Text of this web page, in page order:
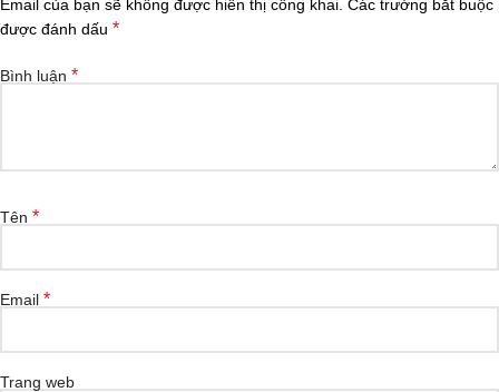
Email của bạn sẽ không được hiển thị công khai. Các trường bắt buộc
được đánh dấu *
Bình luận *
Tên *
Email *
Trang web